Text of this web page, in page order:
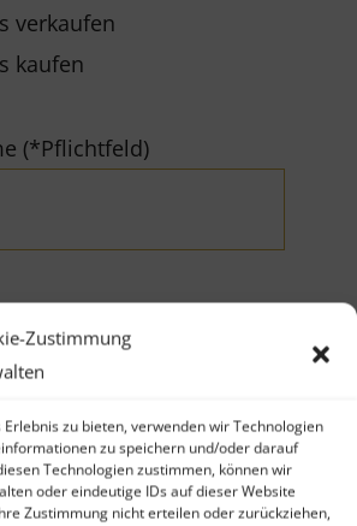
Zustimmung
zu bieten, verwenden wir Technologien
zu speichern und/oder darauf
Technologien zustimmen, können wir
oder eindeutige IDs auf dieser Website
Zustimmung nicht erteilen oder zurückziehen,
verkaufen
kaufen
(*Pflichtfeld)
(*Pflichtfeld)